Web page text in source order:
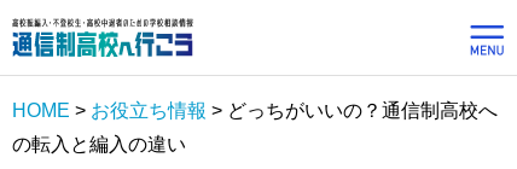
HOME > お役立ち情報 > どっちがいいの？通信制高校へ
の転入と編入の違い